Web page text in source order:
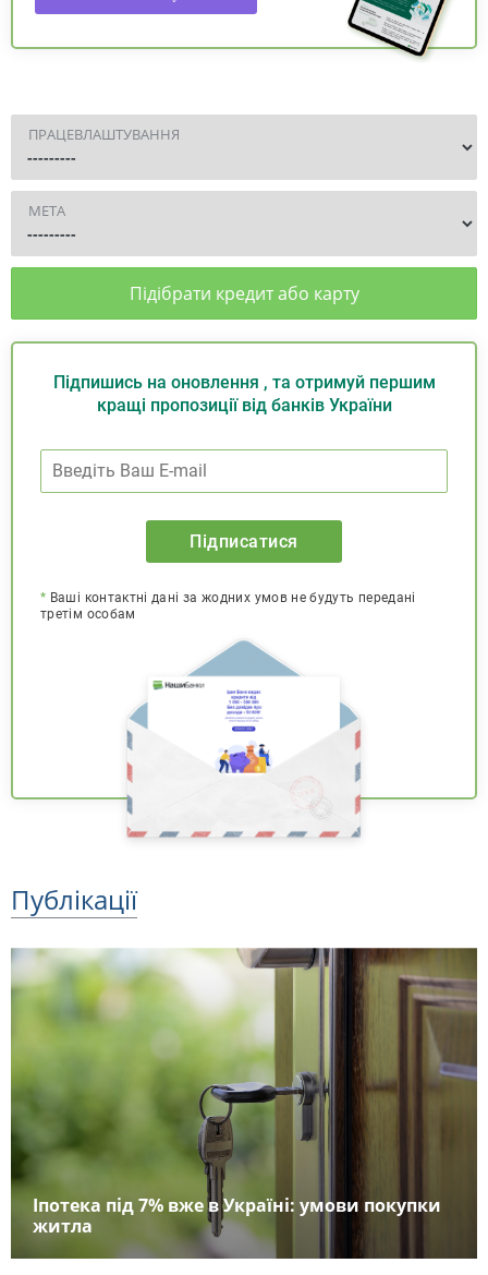
ПРАЦЕВЛАШТУВАННЯ
МЕТА
Підібрати кредит або карту
Підпишись на оновлення , та отримуй першим
кращі пропозиції від банків України
Підписатися
* Ваші контактні дані за жодних умов не будуть передані
третім особам
Публікації
Іпотека під 7% вже в Україні: умови покупки
житла